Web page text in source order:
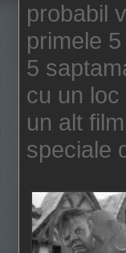
probabil
primele
5
cu un
un alt
speciale